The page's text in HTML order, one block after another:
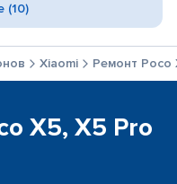
(10)
Xiaomi Ремонт Poco
X5, X5 Pro